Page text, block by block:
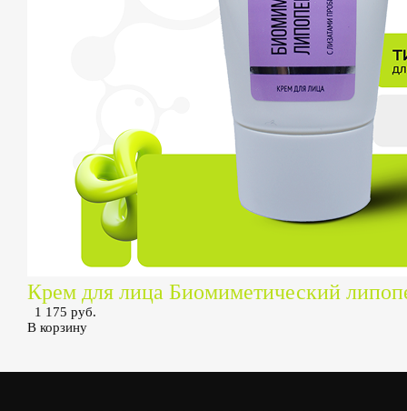
Крем для лица Биомиметический
1 175 руб.
В корзину